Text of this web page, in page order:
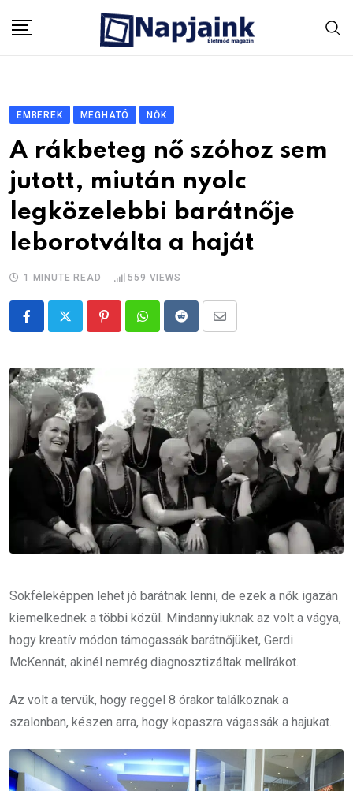
EMBEREK MEGHATÓ NŐK
A rákbeteg nő szóhoz sem
jutott, miután nyolc
legközelebbi barátnője
leborotválta a haját
1 MINUTE READ 559 VIEWS
PinterestWhatsappRedditShare
Email
Sokféleképpen lehet jó barátnak lenni, de ezek a nők igazán
kiemelkednek a többi közül. Mindannyiuknak az volt a vágya,
hogy kreatív módon támogassák barátnőjüket, Gerdi
McKennát, akinél nemrég diagnosztizáltak mellrákot.
Az volt a tervük, hogy reggel 8 órakor találkoznak a
szalonban, készen arra, hogy kopaszra vágassák a hajukat.